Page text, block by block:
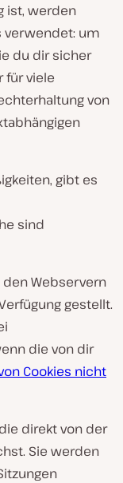
ist, werden
verwendet: um
du dir sicher
für viele
von
gibt es
sind
Webservern
gestellt.
die von dir
Cookies nicht
direkt von der
Sie werden